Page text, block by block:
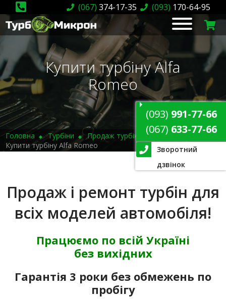
(067) 374-17-35 (093) 170-64-95
(093) 991-77-66
(067) 633-77-66
Зворотний
дзвінок
Купити турбіну Alfa
Romeo
Головна Турбіни
Продаж турбін
Купити турбіну Alfa Romeo
Продаж і ремонт турбін для
всіх моделей автомобіля!
Працюємо по всій Україні
без вихідних
Гарантія 3 роки без обмежень по
пробігу